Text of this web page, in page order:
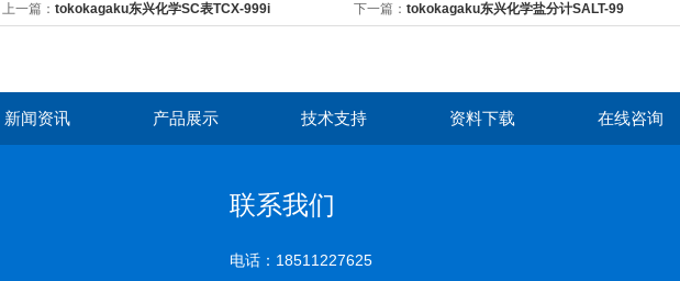
上一篇： tokokagaku东兴化学SC表TCX-999i 下一篇： tokokagaku东兴化学盐分计SALT-99
新闻资讯 产品展示 技术支持 资料下载 在线咨询
联系我们
电话：18511227625